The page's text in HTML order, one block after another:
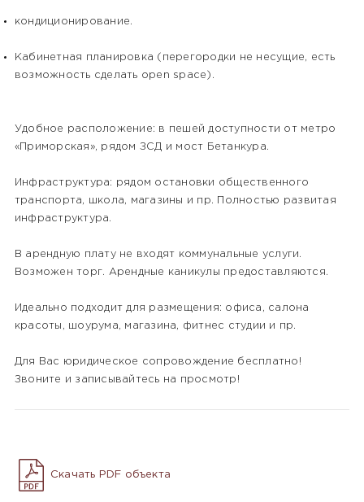
кондиционирование.
Кабинетная планировка (перегородки не несущие, есть
возможность сделать open space).
Удобное расположение: в пешей доступности от метро
«Приморская», рядом ЗСД и мост Бетанкура.
Инфраструктура: рядом остановки общественного
транспорта, школа, магазины и пр. Полностью развитая
инфраструктура.
В арендную плату не входят коммунальные услуги.
Возможен торг. Арендные каникулы предоставляются.
Идеально подходит для размещения: офиса, салона
красоты, шоурума, магазина, фитнес студии и пр.
Для Вас юридическое сопровождение бесплатно!
Звоните и записывайтесь на просмотр!
Скачать PDF объекта